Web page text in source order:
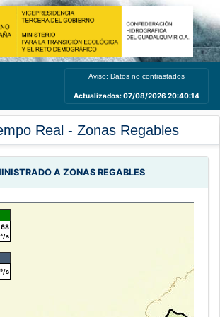
Aviso: Datos no contrastados
Actualizados: 07/08/2026 20:40:14
Real - Zonas Regables
A ZONAS REGABLES
s
s